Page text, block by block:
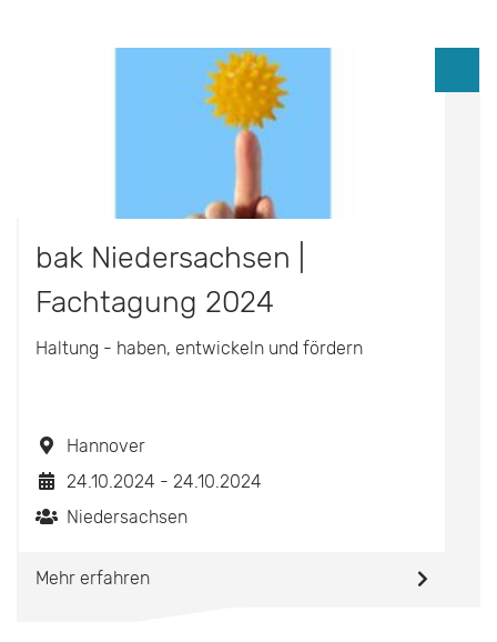
bak Niedersachsen |
Fachtagung 2024
Haltung - haben, entwickeln und fördern
Hannover
24.10.2024 - 24.10.2024
Niedersachsen
Mehr erfahren